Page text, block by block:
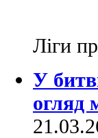
Ліги
У
огляд